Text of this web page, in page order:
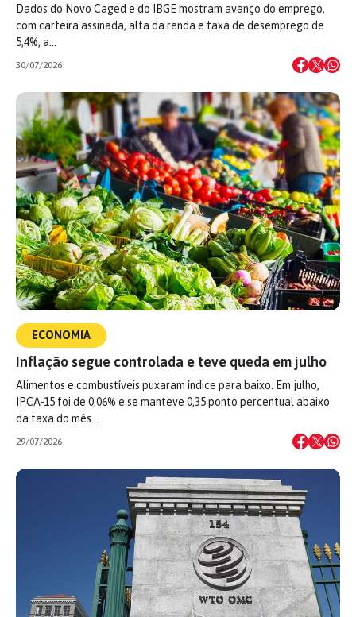
Dados do Novo Caged e do IBGE mostram avanço do emprego,
com carteira assinada, alta da renda e taxa de desemprego de
5,4%, a…
30/07/2026
ECONOMIA
Inflação segue controlada e teve queda em julho
Alimentos e combustíveis puxaram índice para baixo. Em julho,
IPCA-15 foi de 0,06% e se manteve 0,35 ponto percentual abaixo
da taxa do mês…
29/07/2026